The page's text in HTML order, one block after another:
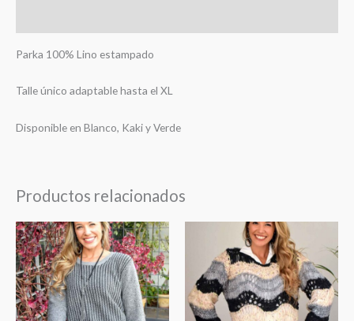
Parka 100% Lino estampado
Talle único adaptable hasta el XL
Disponible en Blanco, Kaki y Verde
Productos relacionados